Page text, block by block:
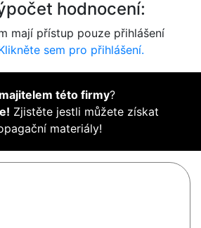
hodnocení:
mají přístup pouze přihlášení
sem pro přihlášení.
této firmy?
Zjistěte jestli můžete získat
materiály!